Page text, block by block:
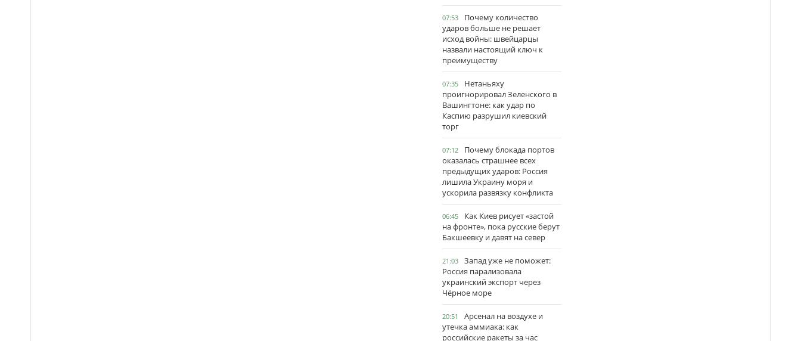
07:53
Почему количество
ударов больше не решает
исход войны: швейцарцы
назвали настоящий ключ к
преимуществу
07:35
Нетаньяху
проигнорировал Зеленского в
Вашингтоне: как удар по
Каспию разрушил киевский
торг
07:12
Почему блокада портов
оказалась страшнее всех
предыдущих ударов: Россия
лишила Украину моря и
ускорила развязку конфликта
06:45
Как Киев рисует «застой
на фронте», пока русские берут
Бакшеевку и давят на север
21:03
Запад уже не поможет:
Россия парализовала
украинский экспорт через
Чёрное море
20:51
Арсенал на воздухе и
утечка аммиака: как
российские ракеты за час